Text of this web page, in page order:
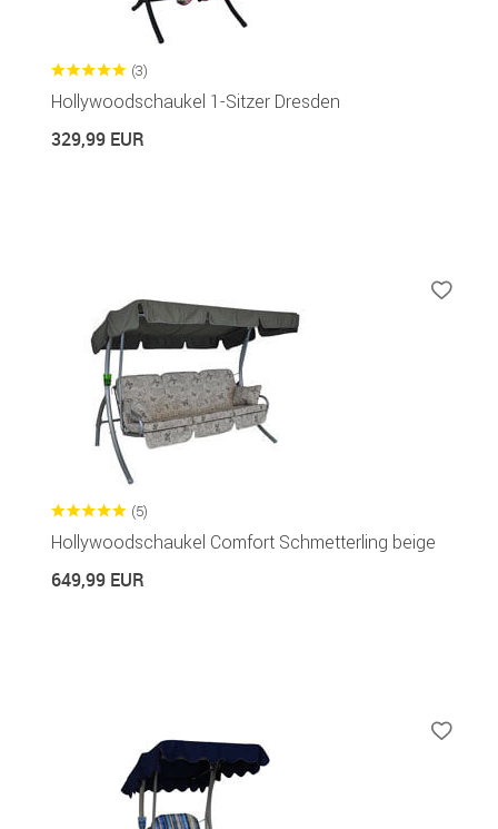
(3)
Hollywoodschaukel 1-Sitzer Dresden
329,99 EUR
(5)
Hollywoodschaukel Comfort Schmetterling beige
649,99 EUR